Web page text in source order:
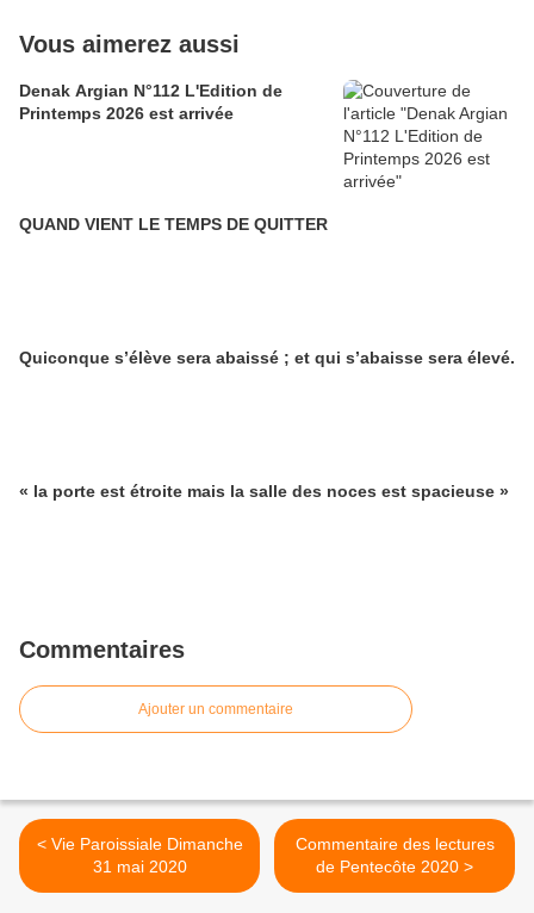
Vous aimerez aussi
Denak Argian N°112 L'Edition de
Printemps 2026 est arrivée
QUAND VIENT LE TEMPS DE QUITTER
Quiconque s’élève sera abaissé ; et qui s’abaisse sera élevé.
« la porte est étroite mais la salle des noces est spacieuse »
Commentaires
Ajouter un commentaire
< Vie Paroissiale Dimanche
31 mai 2020
Commentaire des lectures
de Pentecôte 2020 >